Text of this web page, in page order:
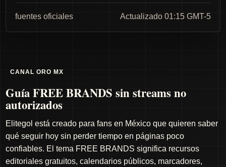
fuentes oficiales Actualizado 01:15 GMT-5
CANAL ORO MX
Guía FREE BRANDS sin streams no
autorizados
Elitegol está creado para fans en México que quieren saber
qué seguir hoy sin perder tiempo en páginas poco
confiables. El tema FREE BRANDS significa recursos
editoriales gratuitos, calendarios públicos, marcadores,